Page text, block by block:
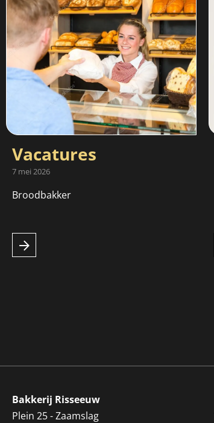
Vacatures
7 mei 2026
Broodbakker
Bakkerij Risseeuw
Plein 25 - Zaamslag